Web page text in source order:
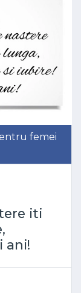
femei
iti
ani!